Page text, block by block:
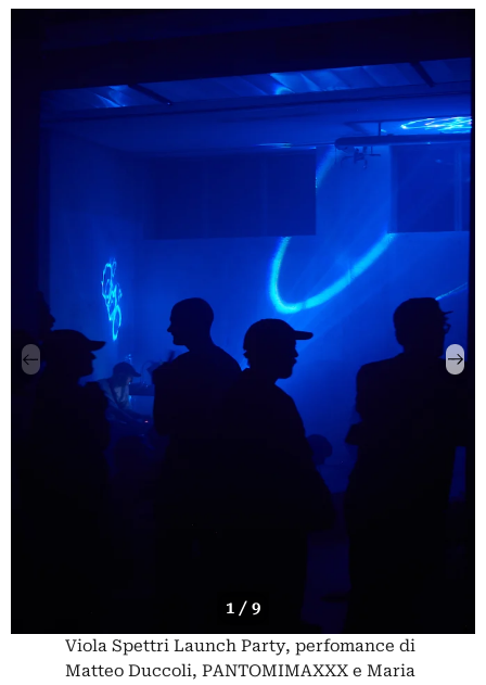
1 / 9
Viola Spettri Launch Party, perfomance di
Matteo Duccoli, PANTOMIMAXXX e Maria